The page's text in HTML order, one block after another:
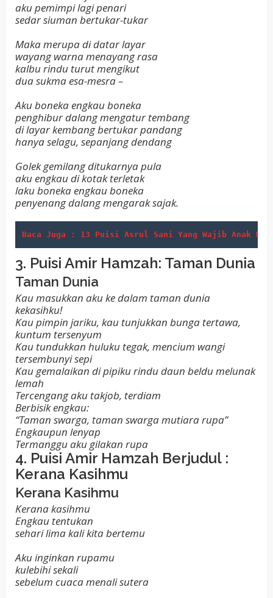
aku pemimpi lagi penari
sedar siuman bertukar-tukar
Maka merupa di datar layar
wayang warna menayang rasa
kalbu rindu turut mengikut
dua sukma esa-mesra –
Aku boneka engkau boneka
penghibur dalang mengatur tembang
di layar kembang bertukar pandang
hanya selagu, sepanjang dendang
Golek gemilang ditukarnya pula
aku engkau di kotak terletak
laku boneka engkau boneka
penyenang dalang mengarak sajak.
Baca Juga : 13 Puisi Asrul Sani Yang Wajib Anak
3. Puisi Amir Hamzah: Taman Dunia
Taman Dunia
Kau masukkan aku ke dalam taman dunia
kekasihku!
Kau pimpin jariku, kau tunjukkan bunga tertawa,
kuntum tersenyum
Kau tundukkan huluku tegak, mencium wangi
tersembunyi sepi
Kau gemalaikan di pipiku rindu daun beldu melunak
lemah
Tercengang aku takjob, terdiam
Berbisik engkau:
“Taman swarga, taman swarga mutiara rupa”
Engkaupun lenyap
Termanggu aku gilakan rupa
4. Puisi Amir Hamzah Berjudul :
Kerana Kasihmu
Kerana Kasihmu
Kerana kasihmu
Engkau tentukan
sehari lima kali kita bertemu
Aku inginkan rupamu
kulebihi sekali
sebelum cuaca menali sutera